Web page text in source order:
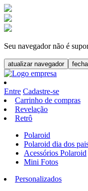
Seu navegador não é
atualizar navegador
Entre Cadastre-se
Carrinho de compras
Revelação
Retrô
Polaroid
Polaroid dia dos
Acessórios Polaroid
Mini Fotos
Personalizados